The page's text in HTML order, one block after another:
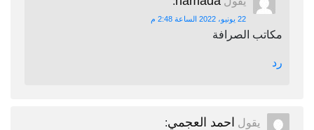
22 يونيو، 2022 الساعة 2:48 م
مكاتب الصرافة
رد
يقول احمد العجمي: